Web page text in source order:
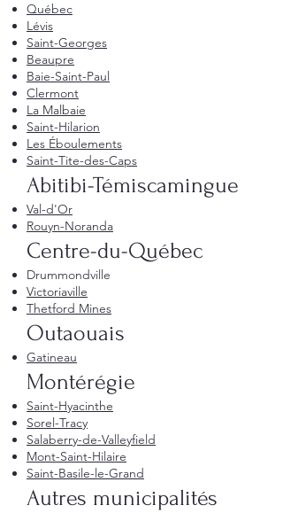
Québec
Lévis
Saint-Georges
Beaupre
Baie-Saint-Paul
Clermont
La Malbaie
Saint-Hilarion
Les Éboulements
Saint-Tite-des-Caps
Abitibi-Témiscamingue
Val-d'Or
Rouyn-Noranda
Centre-du-Québec
Drummondville
Victoriaville
Thetford Mines
Outaouais
Gatineau
Montérégie
Saint-Hyacinthe
Sorel-Tracy
Salaberry-de-Valleyfield
Mont-Saint-Hilaire
Saint-Basile-le-Grand
Autres municipalités